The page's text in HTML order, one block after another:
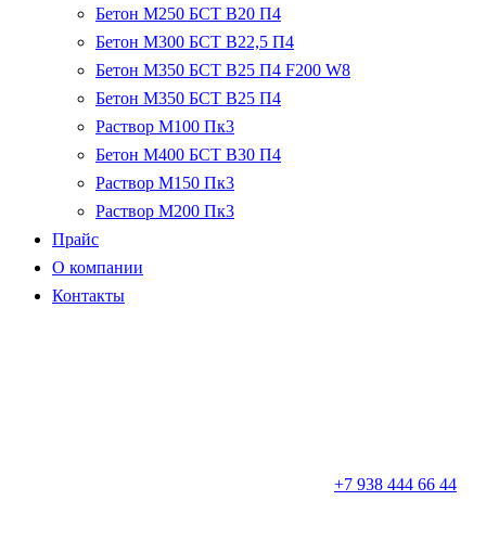
Бетон М250 БСТ В20 П4
Бетон М300 БСТ В22,5 П4
Бетон М350 БСТ В25 П4 F200 W8
Бетон М350 БСТ В25 П4
Раствор М100 Пк3
Бетон М400 БСТ В30 П4
Раствор М150 Пк3
Раствор М200 Пк3
Прайс
О компании
Контакты
+7 938 444 66 44